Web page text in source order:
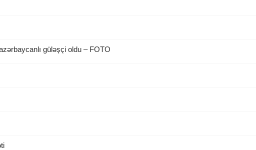
güləşçi oldu – FOTO